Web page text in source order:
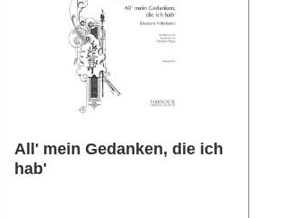
All' mein Gedanken, die ich
hab'